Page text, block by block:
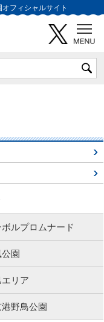
フィシャルサイト
ボルプロムナード
園
エリア
野鳥公園